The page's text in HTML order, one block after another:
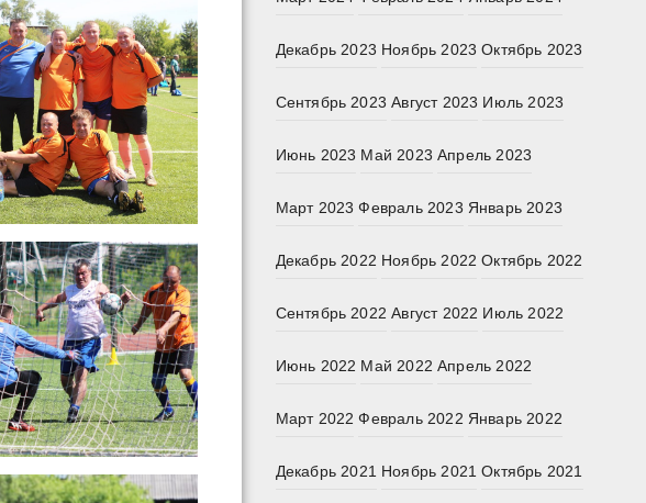
Декабрь 2023 Ноябрь 2023 Октябрь 2023
Сентябрь 2023 Август 2023 Июль 2023
Июнь 2023 Май 2023 Апрель 2023
Март 2023 Февраль 2023 Январь 2023
Декабрь 2022 Ноябрь 2022 Октябрь 2022
Сентябрь 2022 Август 2022 Июль 2022
Июнь 2022 Май 2022 Апрель 2022
Март 2022 Февраль 2022 Январь 2022
Декабрь 2021 Ноябрь 2021 Октябрь 2021